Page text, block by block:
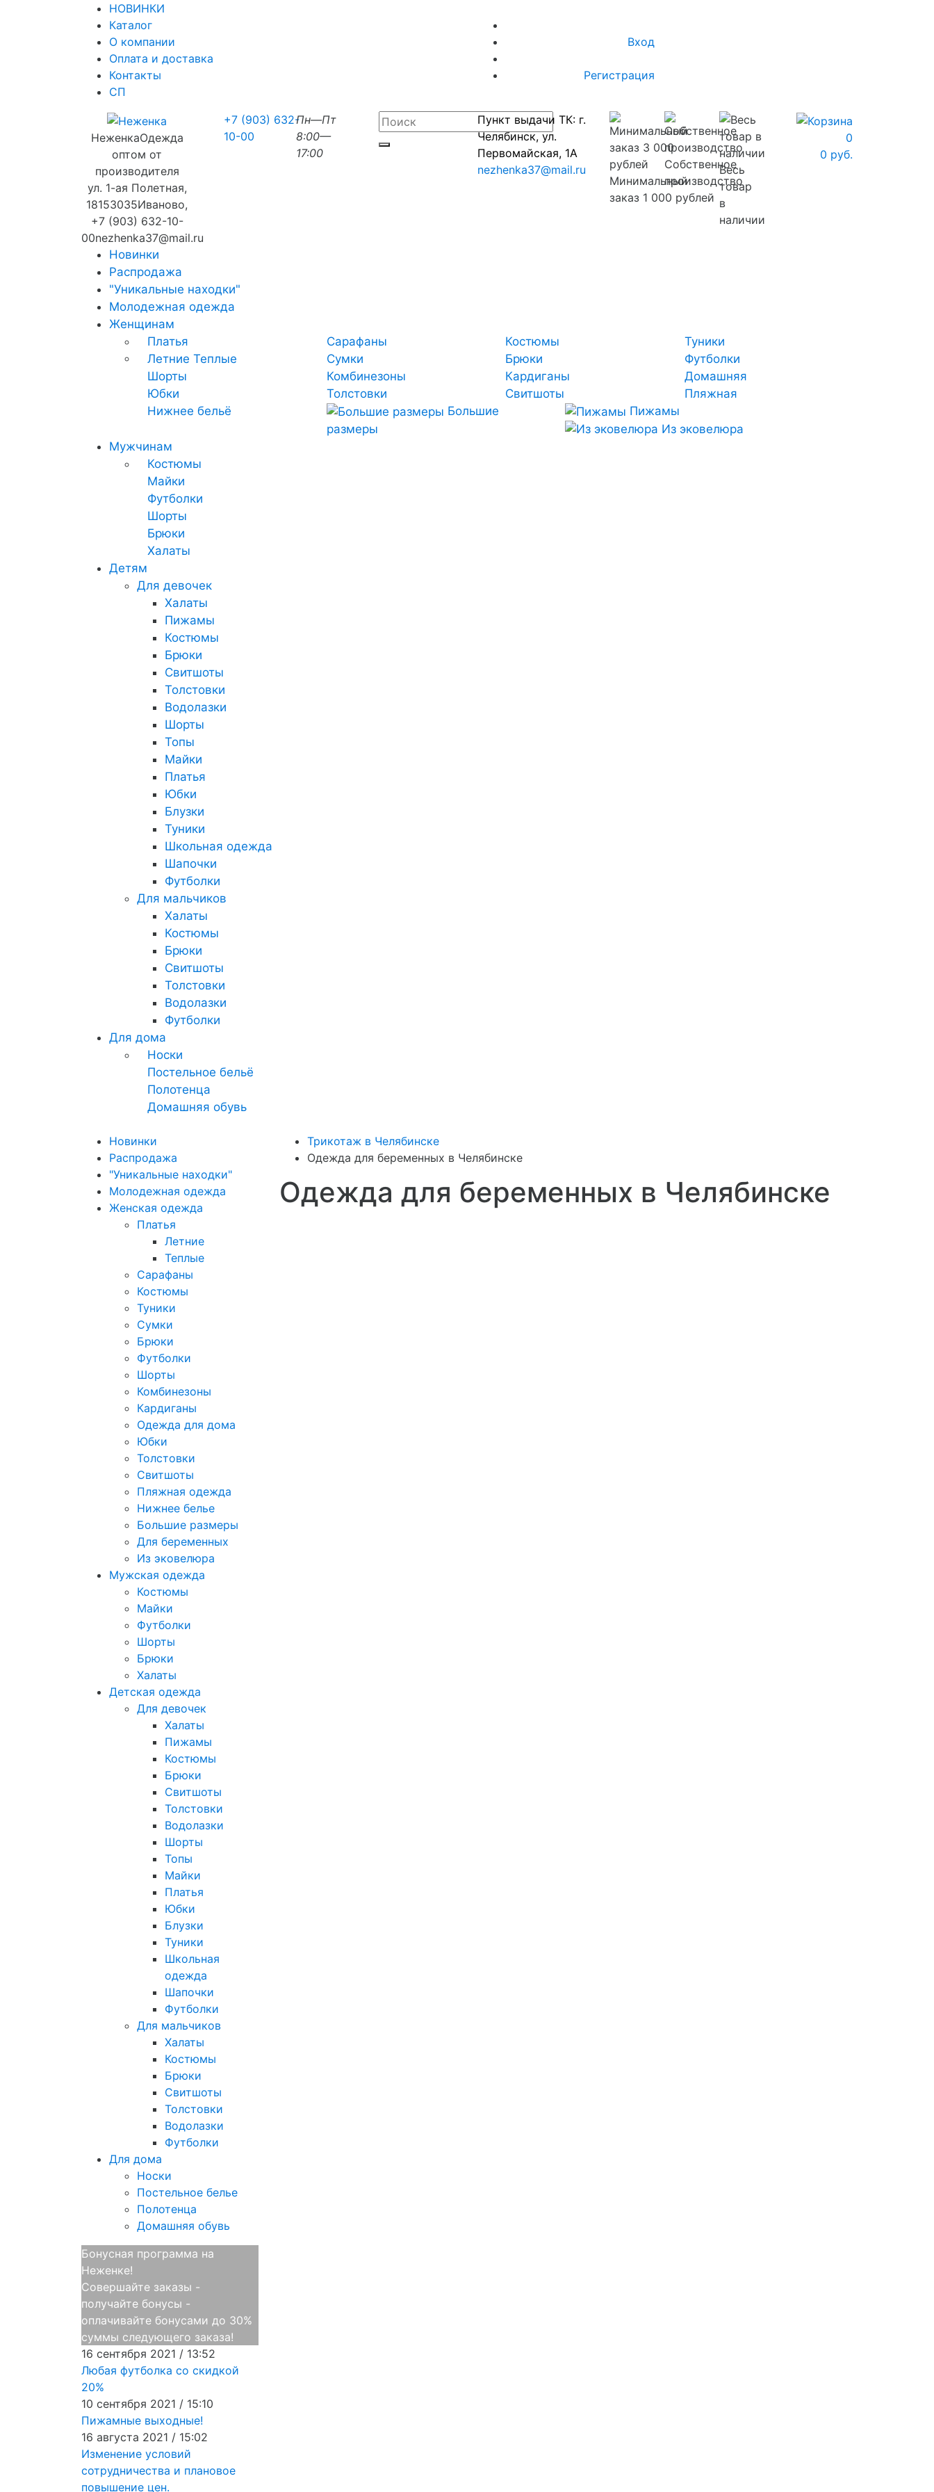
НОВИНКИ
Каталог
О компании
Оплата и доставка
Контакты
СП
Вход
Регистрация
НеженкаОдежда
оптом от
производителя
ул. 1-ая Полетная,
18153035Иваново,
+7 (903) 632-10-
00nezhenka37@mail.ru
+7 (903) 632-
10-00
Пн—Пт
8:00—
17:00
Пункт выдачи ТК: г.
Челябинск, ул.
Первомайская, 1А
nezhenka37@mail.ru
Минимальный
заказ 1 000 рублей
Собственное
производство
Весь
товар
в
наличии
0
0 руб.
Новинки
Распродажа
"Уникальные находки"
Молодежная одежда
Женщинам
Платья
Летние Теплые
Сарафаны Костюмы
Туники
Сумки
Брюки
Футболки
Шорты
Комбинезоны Кардиганы
Домашняя
Юбки
Толстовки Свитшоты
Пляжная
Нижнее бельё
Большие
размеры
Пижамы
Из эковелюра
Мужчинам
Костюмы
Майки
Футболки
Шорты
Брюки
Халаты
Детям
Для девочек
Халаты
Пижамы
Костюмы
Брюки
Свитшоты
Толстовки
Водолазки
Шорты
Топы
Майки
Платья
Юбки
Блузки
Туники
Школьная одежда
Шапочки
Футболки
Для мальчиков
Халаты
Костюмы
Брюки
Свитшоты
Толстовки
Водолазки
Футболки
Для дома
Носки
Постельное бельё
Полотенца
Домашняя обувь
Новинки
Распродажа
"Уникальные находки"
Молодежная одежда
Женская одежда
Платья
Летние
Теплые
Сарафаны
Костюмы
Туники
Сумки
Брюки
Футболки
Шорты
Комбинезоны
Кардиганы
Одежда для дома
Юбки
Толстовки
Свитшоты
Пляжная одежда
Нижнее белье
Большие размеры
Для беременных
Из эковелюра
Мужская одежда
Костюмы
Майки
Футболки
Шорты
Брюки
Халаты
Детская одежда
Для девочек
Халаты
Пижамы
Костюмы
Брюки
Свитшоты
Толстовки
Водолазки
Шорты
Топы
Майки
Платья
Юбки
Блузки
Туники
Школьная
одежда
Шапочки
Футболки
Для мальчиков
Халаты
Костюмы
Брюки
Свитшоты
Толстовки
Водолазки
Футболки
Для дома
Носки
Постельное белье
Полотенца
Домашняя обувь
Бонусная программа на
Неженке!
Совершайте заказы -
получайте бонусы -
оплачивайте бонусами до 30%
суммы следующего заказа!
16 сентября 2021 / 13:52
Любая футболка со скидкой
20%
10 сентября 2021 / 15:10
Пижамные выходные!
16 августа 2021 / 15:02
Изменение условий
сотрудничества и плановое
повышение цен.
Трикотаж в Челябинске
Одежда для беременных в Челябинске
Одежда для беременных в Челябинске